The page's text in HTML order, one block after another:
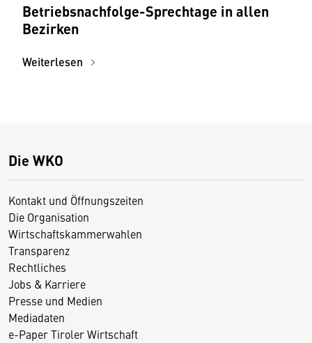
Betriebsnachfolge-Sprechtage in allen
Bezirken
Weiterlesen
Die WKO
Kontakt und Öffnungszeiten
Die Organisation
Wirtschaftskammerwahlen
Transparenz
Rechtliches
Jobs & Karriere
Presse und Medien
Mediadaten
e-Paper Tiroler Wirtschaft